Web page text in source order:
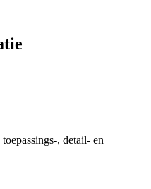
, detail- en